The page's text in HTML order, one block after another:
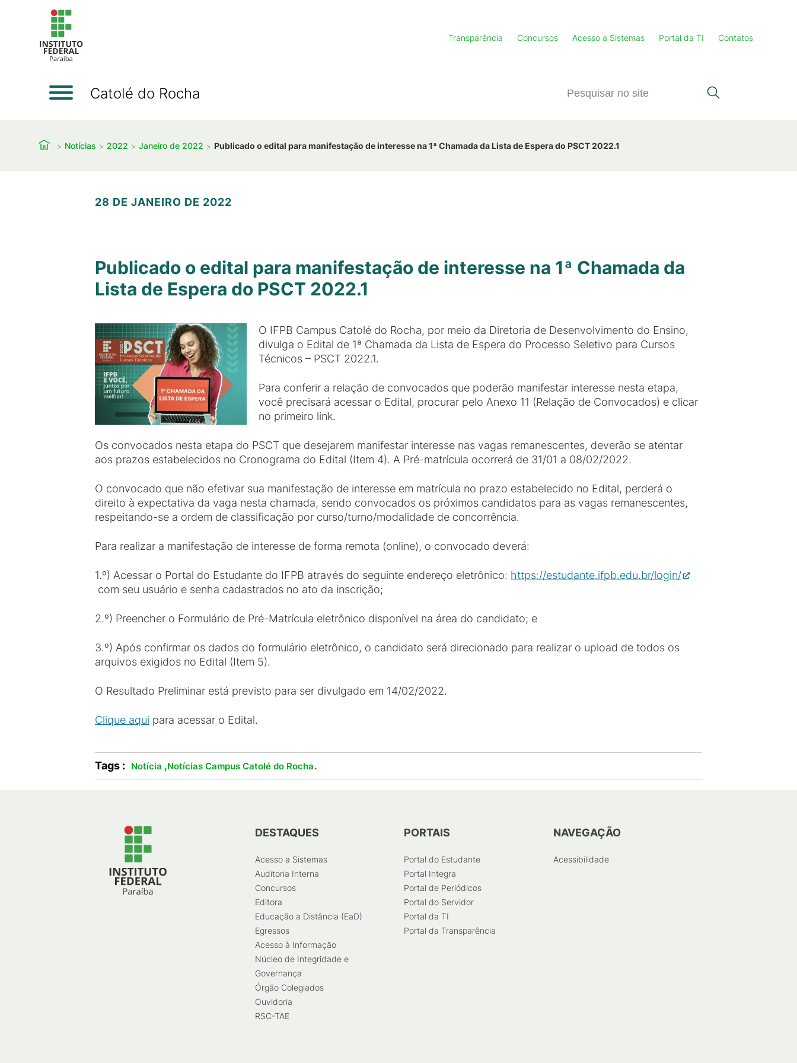
Transparência Concursos Acesso a Sistemas Portal da TI Contatos
Catolé do Rocha
Notícias 2022 Janeiro de 2022 Publicado o edital para manifestação de interesse na 1ª Chamada da Lista de Espera do PSCT 2022.1
28 DE JANEIRO DE 2022
Publicado o edital para manifestação de interesse na 1ª Chamada da
Lista de Espera do PSCT 2022.1
O IFPB Campus Catolé do Rocha, por meio da Diretoria de Desenvolvimento do Ensino,
divulga o Edital de 1ª Chamada da Lista de Espera do Processo Seletivo para Cursos
Técnicos – PSCT 2022.1.
Para conferir a relação de convocados que poderão manifestar interesse nesta etapa,
você precisará acessar o Edital, procurar pelo Anexo 11 (Relação de Convocados) e clicar
no primeiro link.
Os convocados nesta etapa do PSCT que desejarem manifestar interesse nas vagas remanescentes, deverão se atentar
aos prazos estabelecidos no Cronograma do Edital (Item 4). A Pré-matrícula ocorrerá de 31/01 a 08/02/2022.
O convocado que não efetivar sua manifestação de interesse em matrícula no prazo estabelecido no Edital, perderá o
direito à expectativa da vaga nesta chamada, sendo convocados os próximos candidatos para as vagas remanescentes,
respeitando-se a ordem de classificação por curso/turno/modalidade de concorrência.
Para realizar a manifestação de interesse de forma remota (online), o convocado deverá:
1.º) Acessar o Portal do Estudante do IFPB através do seguinte endereço eletrônico: https://estudante.ifpb.edu.br/login/
com seu usuário e senha cadastrados no ato da inscrição;
2.º) Preencher o Formulário de Pré-Matrícula eletrônico disponível na área do candidato; e
3.º) Após confirmar os dados do formulário eletrônico, o candidato será direcionado para realizar o upload de todos os
arquivos exigidos no Edital (Item 5).
O Resultado Preliminar está previsto para ser divulgado em 14/02/2022.
Clique aqui para acessar o Edital.
Tags : Notícia ,Notícias Campus Catolé do Rocha.
DESTAQUES
Acesso a Sistemas
Auditoria Interna
Concursos
Editora
Educação a Distância (EaD)
Egressos
Acesso à Informação
Núcleo de Integridade e
Governança
Órgão Colegiados
Ouvidoria
RSC-TAE
PORTAIS
Portal do Estudante
Portal Integra
Portal de Periódicos
Portal do Servidor
Portal da TI
Portal da Transparência
NAVEGAÇÃO
Acessibilidade